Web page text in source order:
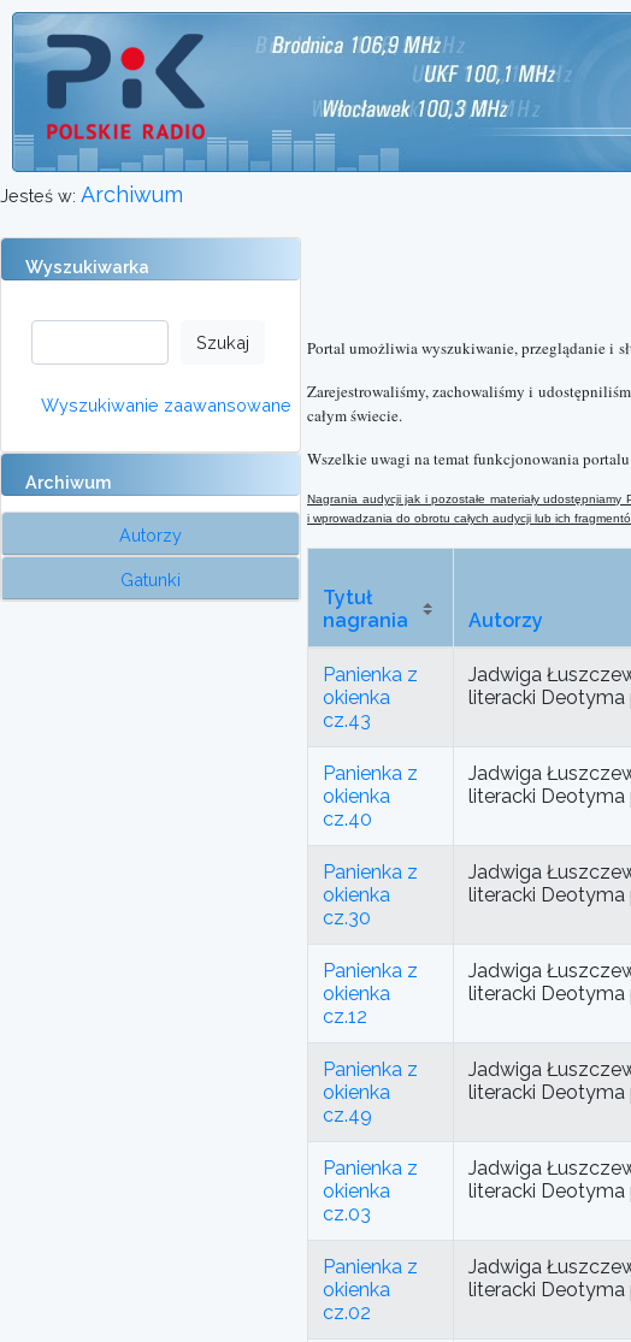
Jesteś w: Archiwum
Wyszukiwarka
Wyszukiwanie zaawansowane
Archiwum
Autorzy
Gatunki
Portal umożliwia wyszukiwanie, przeglądanie i
Zarejestrowaliśmy, zachowaliśmy i
całym świecie.
Wszelkie uwagi na temat funkcjonowania portalu
Nagrania audycji jak i pozostałe materiały
i wprowadzania do obrotu całych audycji lub ich
Tytuł
nagrania
Autorzy
Panienka z
okienka
cz.43
Jadwiga
literacki Deotyma
Panienka z
okienka
cz.40
Jadwiga
literacki Deotyma
Panienka z
okienka
cz.30
Jadwiga
literacki Deotyma
Panienka z
okienka
cz.12
Jadwiga
literacki Deotyma
Panienka z
okienka
cz.49
Jadwiga
literacki Deotyma
Panienka z
okienka
cz.03
Jadwiga
literacki Deotyma
Panienka z
okienka
cz.02
Jadwiga
literacki Deotyma